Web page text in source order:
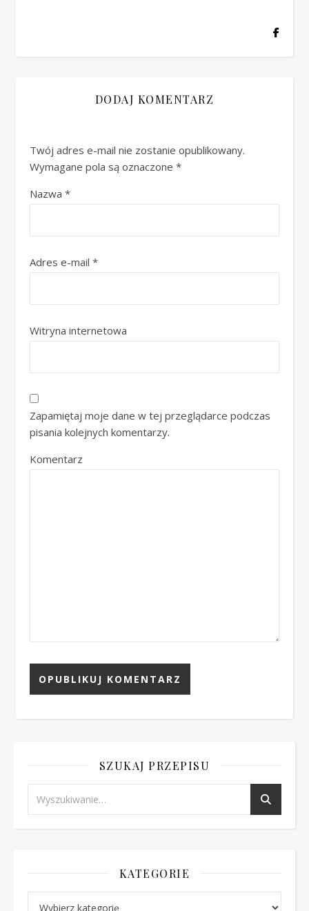
DODAJ KOMENTARZ
Twój adres e-mail nie zostanie opublikowany.
Wymagane pola są oznaczone *
Nazwa *
Adres e-mail *
Witryna internetowa
Zapamiętaj moje dane w tej przeglądarce podczas
pisania kolejnych komentarzy.
Komentarz
SZUKAJ PRZEPISU
KATEGORIE